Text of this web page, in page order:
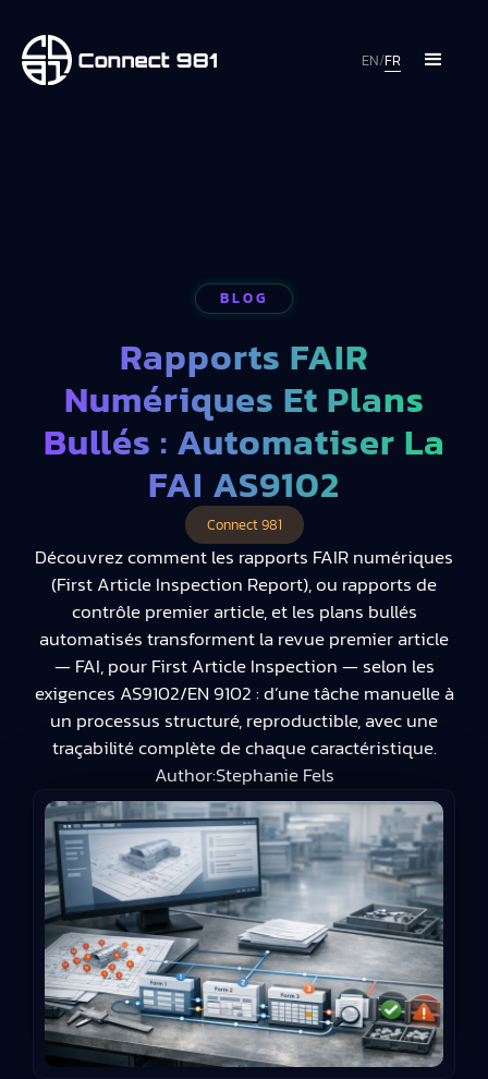
EN/FR
BLOG
Rapports FAIR
Numériques Et Plans
Bullés : Automatiser La
FAI AS9102
Connect 981
Découvrez comment les rapports FAIR numériques
(First Article Inspection Report), ou rapports de
contrôle premier article, et les plans bullés
automatisés transforment la revue premier article
— FAI, pour First Article Inspection — selon les
exigences AS9102/EN 9102 : d’une tâche manuelle à
un processus structuré, reproductible, avec une
traçabilité complète de chaque caractéristique.
Author:Stephanie Fels